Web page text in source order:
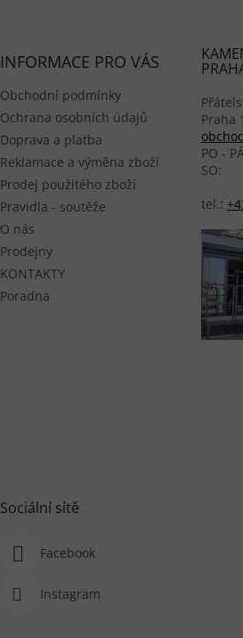
INFORMACE PRO VÁS
Obchodní podmínky
Ochrana osobních údajů
Doprava a platba
Reklamace a výměna zboží
Prodej použitého zboží
Pravidla - soutěže
O nás
Prodejny
KONTAKTY
Poradna
Praha
PO -
SO:
tel.:
Sociální sítě
Facebook
Instagram